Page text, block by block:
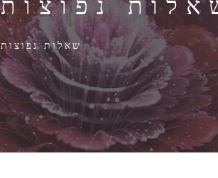
נפוצות
שאלות נפוצות